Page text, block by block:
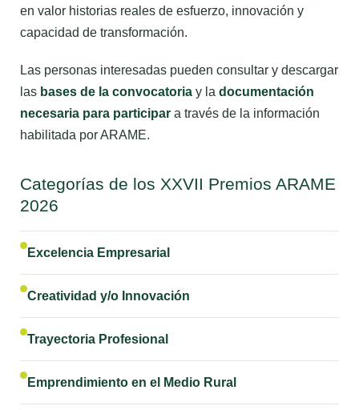
en valor historias reales de esfuerzo, innovación y
capacidad de transformación.
Las personas interesadas pueden consultar y descargar
las bases de la convocatoria y la documentación
necesaria para participar a través de la información
habilitada por ARAME.
Categorías de los XXVII Premios ARAME
2026
Excelencia Empresarial
Creatividad y/o Innovación
Trayectoria Profesional
Emprendimiento en el Medio Rural